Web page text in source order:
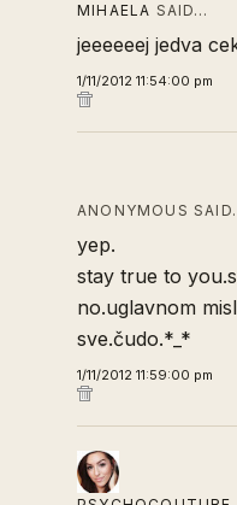
MIHAELA SAID…
jeeeeeej jedva
1/11/2012 11:54:00 pm
ANONYMOUS
yep.
stay true to
no.uglavnom
sve.čudo.*_*
1/11/2012 11:59:00 pm